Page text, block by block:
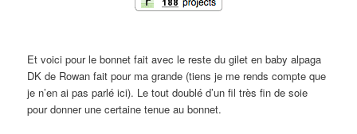
Et voici pour le bonnet fait avec le reste du gilet en baby alpaga
DK de Rowan fait pour ma grande (tiens je me rends compte que
je n’en ai pas parlé ici). Le tout doublé d’un fil très fin de soie
pour donner une certaine tenue au bonnet.